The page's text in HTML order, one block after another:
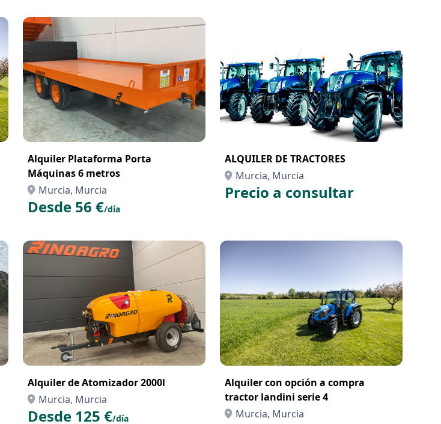
Alquiler Plataforma Porta
Máquinas 6 metros
Murcia, Murcia
Desde 56 €/día
ALQUILER DE TRACTORES
Murcia, Murcia
Precio a consultar
Alquiler de Atomizador 2000l
Murcia, Murcia
Desde 125 €/día
Alquiler con opción a compra
tractor landini serie 4
Murcia, Murcia